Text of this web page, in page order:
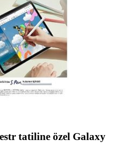
tatiline özel Galaxy